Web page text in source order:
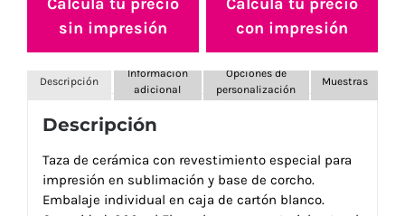
Calcula tu precio
sin impresión
Calcula tu precio
con impresión
Descripción
Información
adicional
Opciones de
personalización
Muestras
Descripción
Taza de cerámica con revestimiento especial para
impresión en sublimación y base de corcho.
Embalaje individual en caja de cartón blanco.